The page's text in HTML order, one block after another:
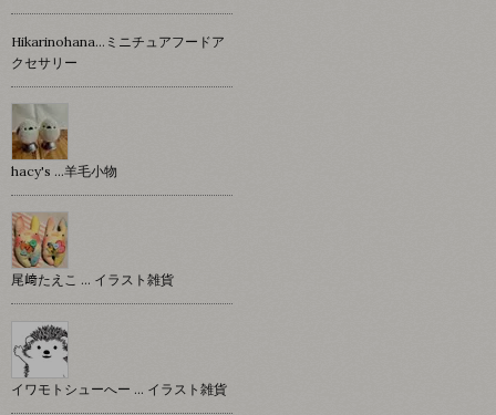
Hikarinohana…ミニチュアフードア
クセサリー
hacy's …羊毛小物
尾﨑たえこ … イラスト雑貨
イワモトシューへー … イラスト雑貨